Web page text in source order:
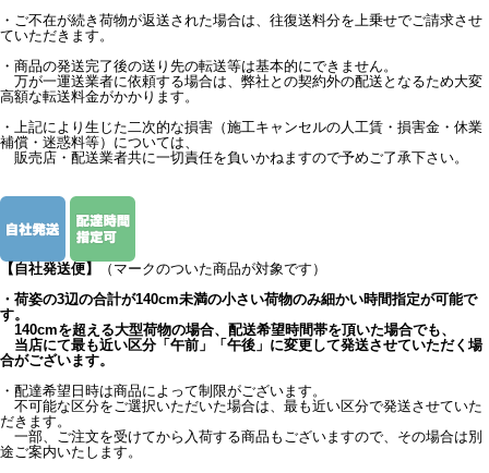
・ご不在が続き荷物が返送された場合は、往復送料分を上乗せでご請求させ
ていただきます。
・商品の発送完了後の送り先の転送等は基本的にできません。
万が一運送業者に依頼する場合は、弊社との契約外の配送となるため大変
高額な転送料金がかかります。
・上記により生じた二次的な損害（施工キャンセルの人工賃・損害金・休業
補償・迷惑料等）については、
販売店・配送業者共に一切責任を負いかねますので予めご了承下さい。
【自社発送便】
（マークのついた商品が対象です）
・荷姿の3辺の合計が140cm未満の小さい荷物のみ細かい時間指定が可能で
す。
140cmを超える大型荷物の場合、配送希望時間帯を頂いた場合でも、
当店にて最も近い区分「午前」「午後」に変更して発送させていただく場
合がございます。
・配達希望日時は商品によって制限がございます。
不可能な区分をご選択いただいた場合は、最も近い区分で発送させていた
だきます。
一部、ご注文を受けてから入荷する商品もございますので、その場合は別
途ご案内いたします。